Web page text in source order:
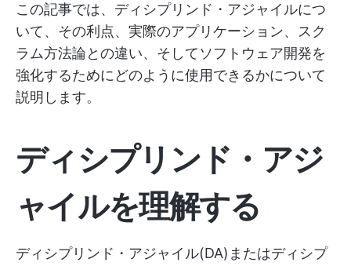
この記事では、ディシプリンド・アジャイルにつ
いて、その利点、実際のアプリケーション、スク
ラム方法論との違い、そしてソフトウェア開発を
強化するためにどのように使用できるかについて
説明します。
ディシプリンド・アジ
ャイルを理解する
ディシプリンド・アジャイル(DA)またはディシプ